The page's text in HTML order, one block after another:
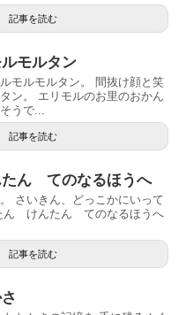
記事を読む
モルタン
モルモルタン。 間抜け顔と笑
ン。 エリモルのお里のおかん
うで...
記事を読む
ん てのなるほうへ
さいきん、どっこかにいって
ん けんたん てのなるほうへ
記事を読む